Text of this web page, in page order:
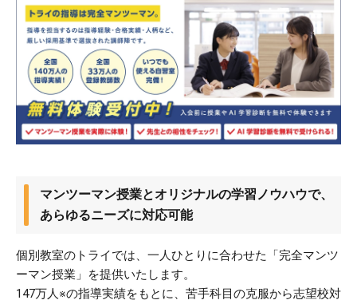
マンツーマン授業とオリジナルの学習ノウハウで、
あらゆるニーズに対応可能
個別教室のトライでは、一人ひとりに合わせた「完全マンツ
ーマン授業」を提供いたします。​
147万人※の指導実績をもとに、苦手科目の克服から志望校対